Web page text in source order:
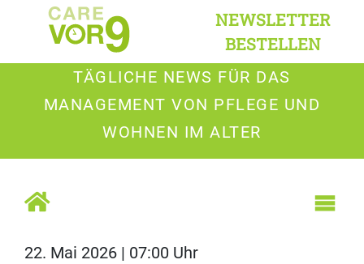
NEWSLETTER
BESTELLEN
TÄGLICHE NEWS FÜR DAS
MANAGEMENT VON PFLEGE UND
WOHNEN IM ALTER
22. Mai 2026 | 07:00 Uhr